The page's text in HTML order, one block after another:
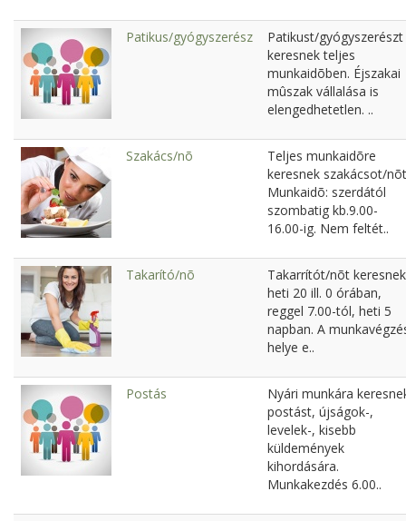
Patikus/gyógyszerész
Patikust/gyógyszerészt
keresnek teljes
munkaidõben. Éjszakai
mûszak vállalása is
elengedhetetlen. ..
Szakács/nõ
Teljes munkaidõre
keresnek szakácsot/
Munkaidõ: szerdától
szombatig kb.9.00-
16.00-ig. Nem feltét..
Takarító/nõ
Takarrítót/nõt keresnek
heti 20 ill. 0 órában,
reggel 7.00-tól, heti 5
napban. A
helye e..
Postás
Nyári munkára
postást, újságok-,
levelek-, kisebb
küldemények
kihordására.
Munkakezdés 6.00..